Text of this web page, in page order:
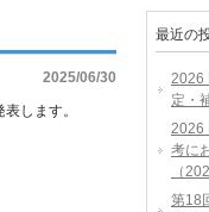
2025/06/30
します。
最近の
2026
定・
2026
考に
（
第18